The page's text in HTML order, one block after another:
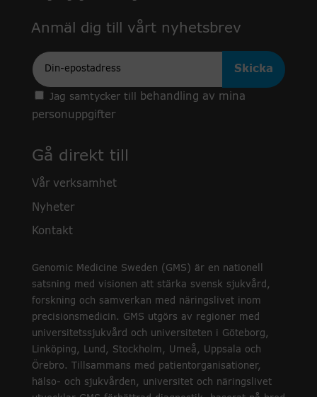
Anmäl dig till vårt nyhetsbrev
Epost
Jag samtycker till
behandling av mina
personuppgifter
Gå direkt till
Vår verksamhet
Nyheter
Kontakt
Genomic Medicine Sweden (GMS) är en nationell
satsning med visionen att stärka svensk sjukvård,
forskning och samverkan med näringslivet inom
precisionsmedicin. GMS utgörs av regioner med
universitetssjukvård och universiteten i Göteborg,
Linköping, Lund, Stockholm, Umeå, Uppsala och
Örebro. Tillsammans med patientorganisationer,
hälso- och sjukvården, universitet och näringslivet